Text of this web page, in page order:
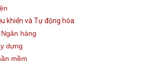
khiển và Tự động hóa
hàng
dựng
mềm